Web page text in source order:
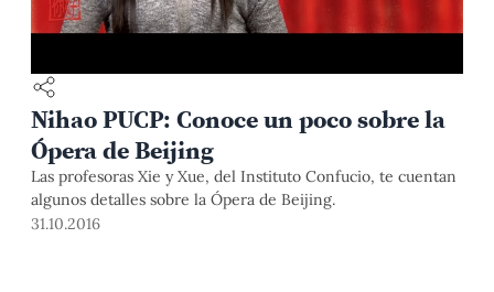
Nihao PUCP: Conoce un poco sobre la
Ópera de Beijing
Las profesoras Xie y Xue, del Instituto Confucio, te cuentan
algunos detalles sobre la Ópera de Beijing.
31.10.2016